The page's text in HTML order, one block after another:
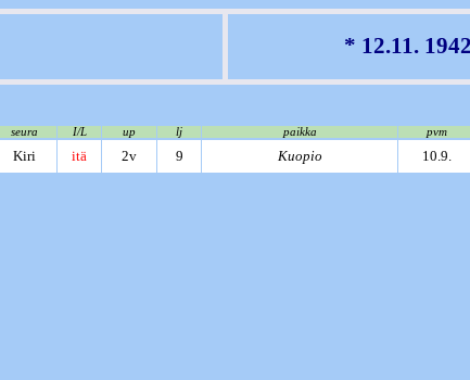
* 12.11. 1942
seura I/L up lj paikka pvm
Kiri itä 2v 9 Kuopio 10.9.